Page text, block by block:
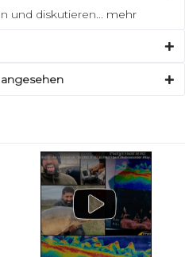
und diskutieren... mehr